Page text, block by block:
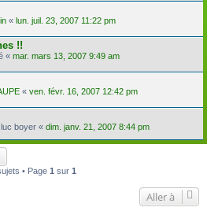
« lun. juil. 23, 2007 11:22 pm
!!
« mar. mars 13, 2007 9:49 am
« ven. févr. 16, 2007 12:42 pm
boyer « dim. janv. 21, 2007 8:44 pm
• Page 1 sur 1
Aller à